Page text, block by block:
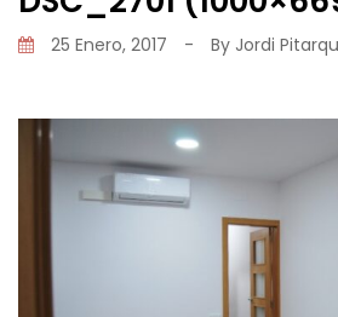
25 Enero, 2017 - By Jordi